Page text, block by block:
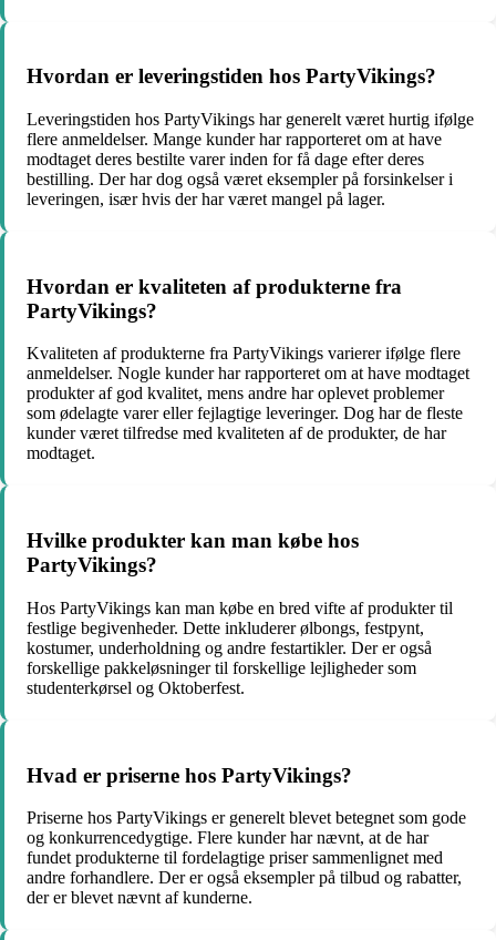
Hvordan er leveringstiden hos PartyVikings?
Leveringstiden hos PartyVikings har generelt været hurtig ifølge
flere anmeldelser. Mange kunder har rapporteret om at have
modtaget deres bestilte varer inden for få dage efter deres
bestilling. Der har dog også været eksempler på forsinkelser i
leveringen, især hvis der har været mangel på lager.
Hvordan er kvaliteten af produkterne fra
PartyVikings?
Kvaliteten af produkterne fra PartyVikings varierer ifølge flere
anmeldelser. Nogle kunder har rapporteret om at have modtaget
produkter af god kvalitet, mens andre har oplevet problemer
som ødelagte varer eller fejlagtige leveringer. Dog har de fleste
kunder været tilfredse med kvaliteten af de produkter, de har
modtaget.
Hvilke produkter kan man købe hos
PartyVikings?
Hos PartyVikings kan man købe en bred vifte af produkter til
festlige begivenheder. Dette inkluderer ølbongs, festpynt,
kostumer, underholdning og andre festartikler. Der er også
forskellige pakkeløsninger til forskellige lejligheder som
studenterkørsel og Oktoberfest.
Hvad er priserne hos PartyVikings?
Priserne hos PartyVikings er generelt blevet betegnet som gode
og konkurrencedygtige. Flere kunder har nævnt, at de har
fundet produkterne til fordelagtige priser sammenlignet med
andre forhandlere. Der er også eksempler på tilbud og rabatter,
der er blevet nævnt af kunderne.